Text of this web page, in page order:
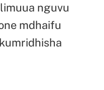
nguvu
mdhaifu